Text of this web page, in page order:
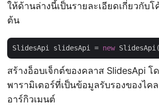
ให้ด้านล่างนี้เป็นรายละเอียดเกี่ยวกับ
ต้น
SlidesApi slidesApi = new
สร้างอ็อบเจ็กต์ของคลาส SlidesApi โ
พารามิเตอร์ที่เป็นข้อมูลรับรองของไค
อาร์กิวเมนต์